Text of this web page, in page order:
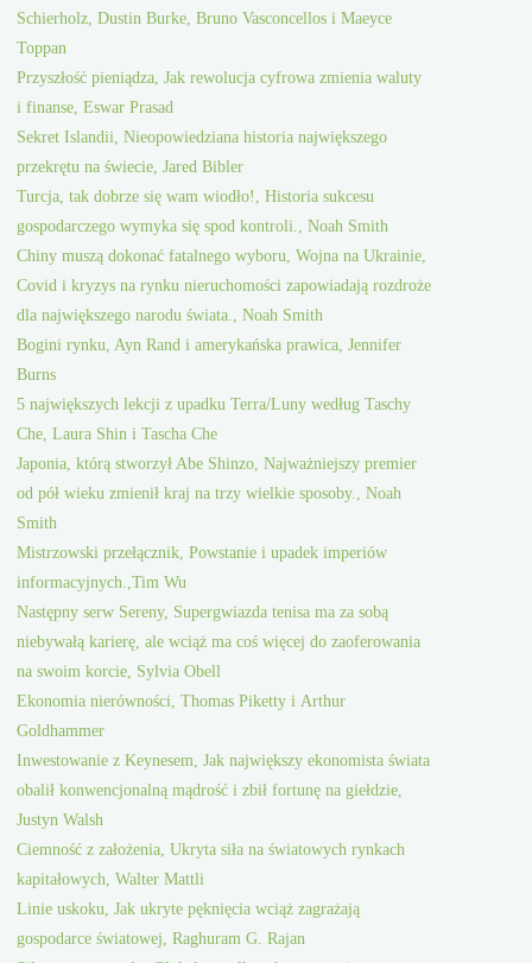
Schierholz, Dustin Burke, Bruno Vasconcellos i Maeyce
Toppan
Przyszłość pieniądza, Jak rewolucja cyfrowa zmienia waluty
i finanse, Eswar Prasad
Sekret Islandii, Nieopowiedziana historia największego
przekrętu na świecie, Jared Bibler
Turcja, tak dobrze się wam wiodło!, Historia sukcesu
gospodarczego wymyka się spod kontroli., Noah Smith
Chiny muszą dokonać fatalnego wyboru, Wojna na Ukrainie,
Covid i kryzys na rynku nieruchomości zapowiadają rozdroże
dla największego narodu świata., Noah Smith
Bogini rynku, Ayn Rand i amerykańska prawica, Jennifer
Burns
5 największych lekcji z upadku Terra/Luny według Taschy
Che, Laura Shin i Tascha Che
Japonia, którą stworzył Abe Shinzo, Najważniejszy premier
od pół wieku zmienił kraj na trzy wielkie sposoby., Noah
Smith
Mistrzowski przełącznik, Powstanie i upadek imperiów
informacyjnych.,Tim Wu
Następny serw Sereny, Supergwiazda tenisa ma za sobą
niebywałą karierę, ale wciąż ma coś więcej do zaoferowania
na swoim korcie, Sylvia Obell
Ekonomia nierówności, Thomas Piketty i Arthur
Goldhammer
Inwestowanie z Keynesem, Jak największy ekonomista świata
obalił konwencjonalną mądrość i zbił fortunę na giełdzie,
Justyn Walsh
Ciemność z założenia, Ukryta siła na światowych rynkach
kapitałowych, Walter Mattli
Linie uskoku, Jak ukryte pęknięcia wciąż zagrażają
gospodarce światowej, Raghuram G. Rajan